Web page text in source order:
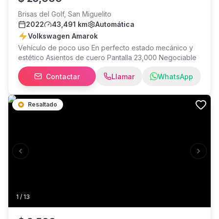
Brisas del Golf, San Miguelito
2022
43,491 km
Automática
Volkswagen Amarok
Vehículo de poco uso En perfecto estado mecánico y
estético Asientos de cuero Pantalla 23,000 Negociable
Contactar Llamar WhatsApp
1 / 13
Previous slide Next
Resaltado